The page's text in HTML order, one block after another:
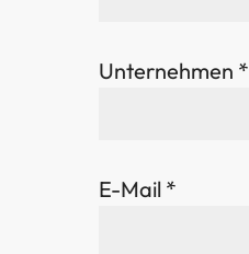
Unternehmen *
E-Mail *